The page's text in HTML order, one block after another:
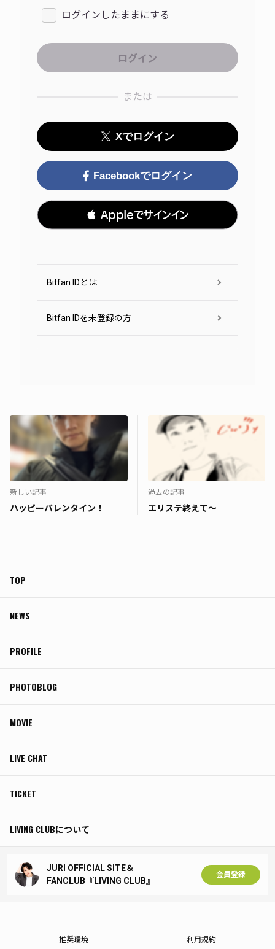
ログインしたままにする
または
Xでログイン
Facebookでログイン
 Appleでサインイン
Bitfan IDとは
Bitfan IDを未登録の方
新しい記事
ハッピーバレンタイン！
過去の記事
エリステ終えて〜
TOP
NEWS
PROFILE
PHOTOBLOG
MOVIE
LIVE CHAT
TICKET
LIVING CLUBについて
JURI OFFICIAL SITE＆
FANCLUB『LIVING CLUB』
会員登録
推奨環境 利用規約